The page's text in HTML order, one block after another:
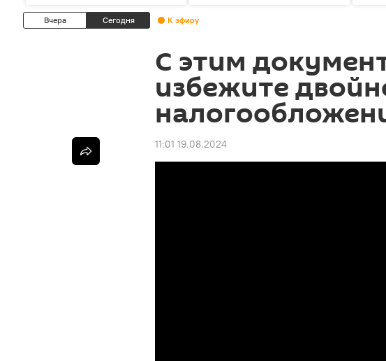
Вчера Сегодня К эфиру
С этим
избежите
11:01 19.08.2024